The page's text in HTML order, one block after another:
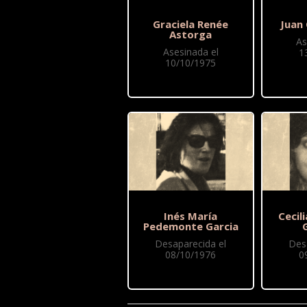
Graciela Renée
Astorga
Asesinada el
10/10/1975
Inés María
Pedemonte Garcia
Desaparecida el
08/10/1976